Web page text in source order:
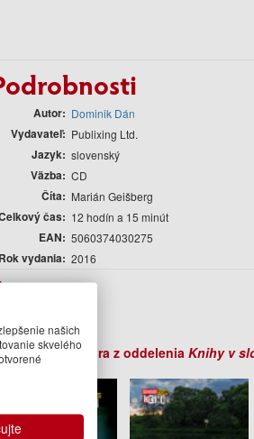
Autor Dominik Dán
Vydavateľ Publixing Ltd.
Jazyk slovenský
Väzba CD
Číta Marián Geišberg
čas 12 hodín a 15 minút
EAN 5060374030275
Rok vydania 2016
Dán
knihy autora z oddelenia Knihy v
našich
skvelého